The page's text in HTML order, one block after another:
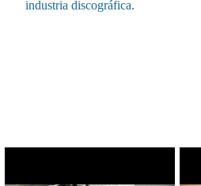
industria discográfica.